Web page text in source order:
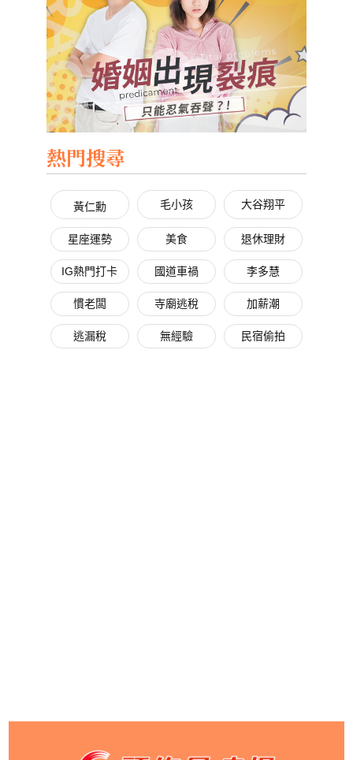
熱門搜尋
黃仁勳 毛小孩 大谷翔平
星座運勢 美食 退休理財
IG熱門打卡 國道車禍 李多慧
慣老闆 寺廟逃稅 加薪潮
逃漏稅 無經驗 民宿偷拍